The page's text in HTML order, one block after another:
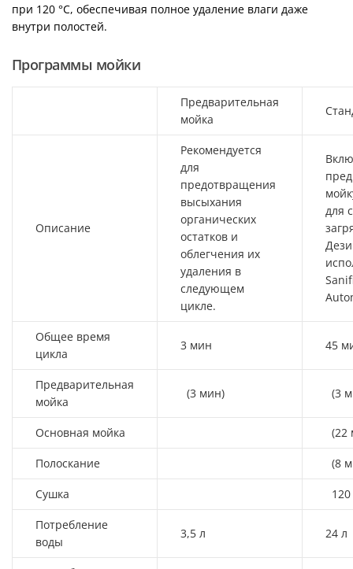
при 120 °C, обеспечивая полное удаление влаги даже
внутри полостей.
Программы мойки
Предварительная
мойка
Описание
Рекомендуется
для
предотвращения
высыхания
органических
остатков и
облегчения их
удаления в
следующем
цикле.
для
Общее время
цикла
3 мин 45
Предварительная
мойка
(3 мин) (3
Основная мойка (22
Полоскание (8
Сушка
Потребление
воды
3,5 л 24 л